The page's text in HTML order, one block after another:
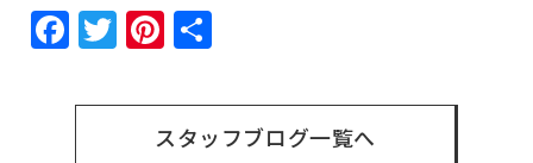
Facebook
Twitter
Pinterest
スタッフブログ一覧へ